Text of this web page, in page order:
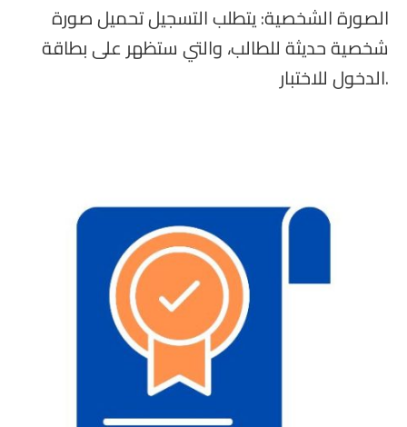
الصورة الشخصية: يتطلب التسجيل تحميل صورة
شخصية حديثة للطالب، والتي ستظهر على بطاقة
الدخول للاختبار.